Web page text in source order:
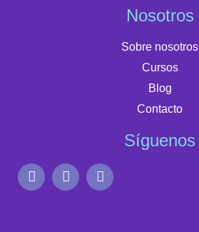
Nosotros
Sobre nosotros
Cursos
Blog
Contacto
Síguenos